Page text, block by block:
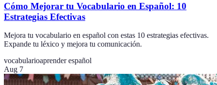
Cómo Mejorar tu Vocabulario en Español: 10
Estrategias Efectivas
Mejora tu vocabulario en español con estas 10 estrategias efectivas.
Expande tu léxico y mejora tu comunicación.
vocabularioaprender español
Aug 7